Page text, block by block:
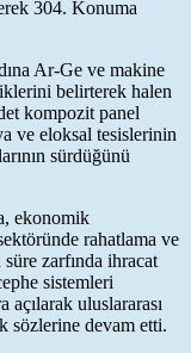
304. Konuma
Ar-Ge ve makine
belirterek halen
kompozit panel
ve eloksal tesislerinin
sürdüğünü
ekonomik
rahatlama ve
zarfında ihracat
sistemleri
uluslararası
sözlerine devam etti.